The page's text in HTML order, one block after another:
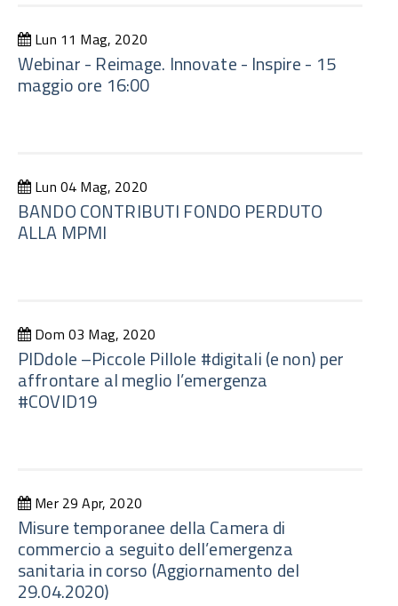
Lun 11 Mag, 2020
Webinar - Reimage. Innovate - Inspire - 15
maggio ore 16:00
Lun 04 Mag, 2020
BANDO CONTRIBUTI FONDO PERDUTO
ALLA MPMI
Dom 03 Mag, 2020
PIDdole –Piccole Pillole #digitali (e non) per
affrontare al meglio l’emergenza
#COVID19
Mer 29 Apr, 2020
Misure temporanee della Camera di
commercio a seguito dell’emergenza
sanitaria in corso (Aggiornamento del
29.04.2020)